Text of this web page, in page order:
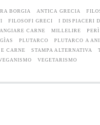
BORGIA ANTICA GRECIA
FILOSOFI GRECI
I DISPIACERI
CARNE MILLELIRE
PERÌ
PLUTARCO
PLUTARCO A
CARNE
STAMPA ALTERNATIVA
VEGETARISMO